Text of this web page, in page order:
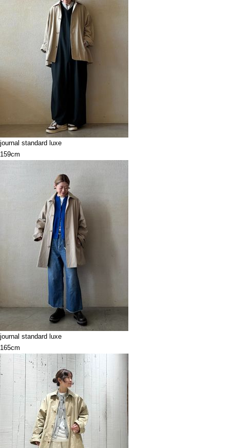
journal standard luxe
159cm
journal standard luxe
165cm